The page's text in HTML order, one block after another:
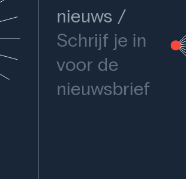
nieuws
Schrijf je in
voor de
nieuwsbrief